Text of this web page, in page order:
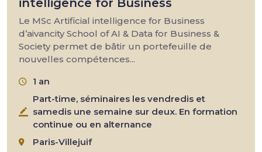
intelligence for Business
Le MSc Artificial intelligence for Business
d’aivancity School of AI & Data for Business &
Society permet de bâtir un portefeuille de
nouvelles compétences...
1 an
Part-time, séminaires les vendredis et
samedis une semaine sur deux. En formation
continue ou en alternance
Paris-Villejuif